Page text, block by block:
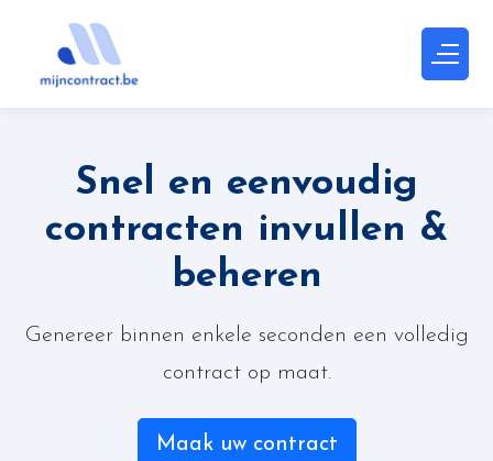
Snel en eenvoudig
contracten invullen &
beheren
Genereer binnen enkele seconden een volledig
contract op maat.
Maak uw contract